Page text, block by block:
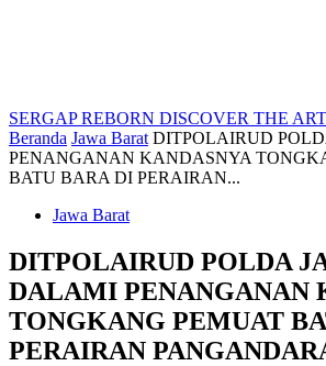
SERGAP REBORN DISCOVER THE
Beranda Jawa Barat DITPOLAIRUD
PENANGANAN KANDASNYA
BATU BARA DI PERAIRAN...
Jawa Barat
DITPOLAIRUD POLDA
DALAMI PENANGANAN
TONGKANG PEMUAT
PERAIRAN